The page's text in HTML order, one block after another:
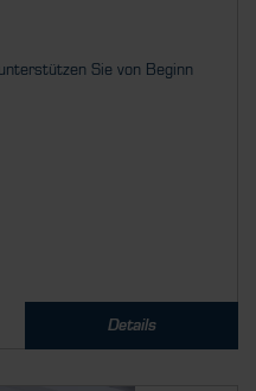
Sie von Beginn
Details